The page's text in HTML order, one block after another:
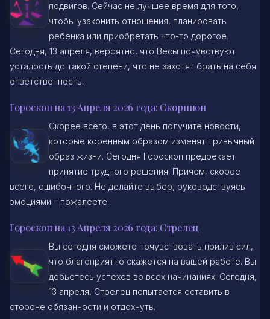
подвигов. Сейчас не лучшее время для того,
чтобы узаконить отношения, планировать
ребенка или приобретать что-то дорогое.
Сегодня, 13 апреля, вероятно, что Весы почувствуют
усталость до такой степени, что не захотят брать на себя
ответственность.
Гороскоп на 13 Апреля 2026 года: Скорпион
Скорее всего, в этот день получите новости,
которые коренным образом изменят привычный
образ жизни. Сегодня Гороскоп предрекает
принятие трудного решения. Причем, скорее
всего, ошибочного. Не делайте выбор, руководствуясь
эмоциями – пожалеете.
Гороскоп на 13 Апреля 2026 года: Стрелец
Вы сегодня сможете почувствовать прилив сил,
что благоприятно скажется на вашей работе. Вы
добьетесь успехов во всех начинаниях. Сегодня,
13 апреля, Стрелец попытается оставить в
стороне обязанности и отдохнуть.